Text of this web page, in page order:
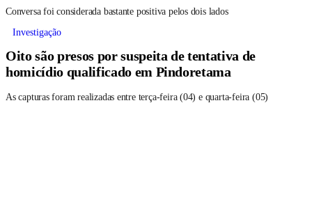
Conversa foi considerada bastante positiva pelos dois lados
Investigação
Oito são presos por suspeita de tentativa de
homicídio qualificado em Pindoretama
As capturas foram realizadas entre terça-feira (04) e quarta-feira (05)